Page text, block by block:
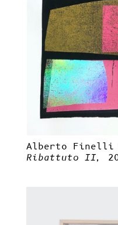
Alberto Finelli
Ribattuto II,